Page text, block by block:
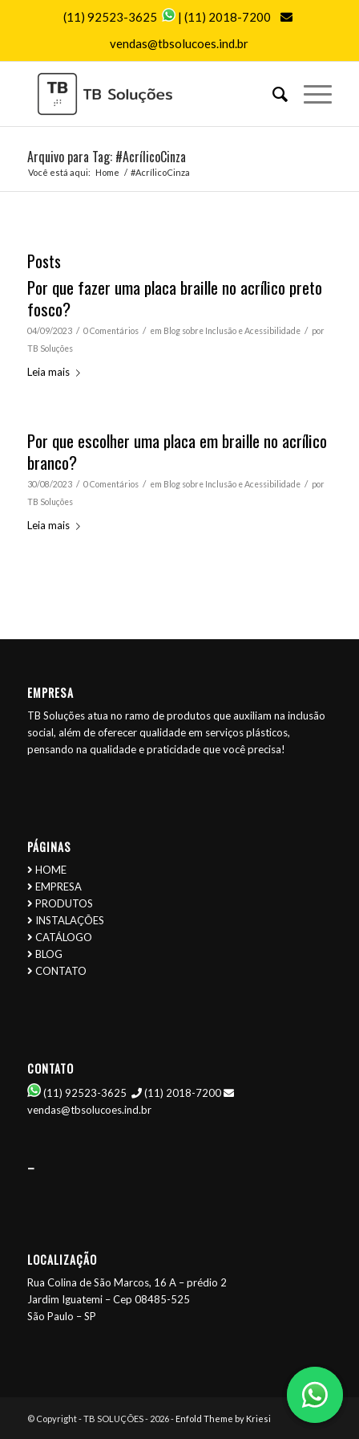
(11) 92523-3625 |(11) 2018-7200
vendas@tbsolucoes.ind.br
Arquivo para Tag: #AcrílicoCinza
Você está aqui: Home / #AcrílicoCinza
Posts
Por que fazer uma placa braille no acrílico preto
fosco?
04/09/2023 / 0 Comentários / em Blog sobre Inclusão e Acessibilidade / por
TB Soluções
Leia mais
Por que escolher uma placa em braille no acrílico
branco?
30/08/2023 / 0 Comentários / em Blog sobre Inclusão e Acessibilidade / por
TB Soluções
Leia mais
EMPRESA
TB Soluções atua no ramo de produtos que auxiliam na inclusão
social, além de oferecer qualidade em serviços plásticos,
pensando na qualidade e praticidade que você precisa!
PÁGINAS
HOME
EMPRESA
PRODUTOS
INSTALAÇÕES
CATÁLOGO
BLOG
CONTATO
CONTATO
(11) 92523-3625
(11) 2018-7200
vendas@tbsolucoes.ind.br
–
LOCALIZAÇÃO
Rua Colina de São Marcos, 16 A – prédio 2
Jardim Iguatemi – Cep 08485-525
São Paulo – SP
© Copyright - TB SOLUÇÕES - 2026 - Enfold Theme by Kriesi